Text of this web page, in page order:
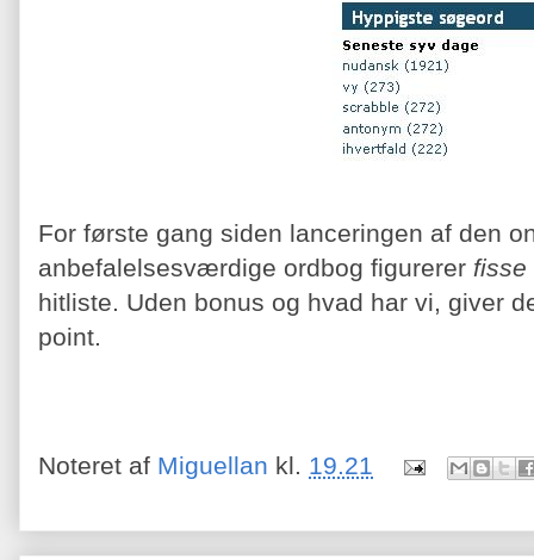
For første gang siden lanceringen af den
anbefalelsesværdige ordbog figurerer fisse
hitliste. Uden bonus og hvad har vi, giver
point.
Noteret af Miguellan kl. 19.21